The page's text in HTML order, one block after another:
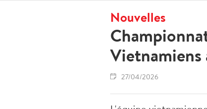
Nouvelles
Vietnamiens
27/04/2026